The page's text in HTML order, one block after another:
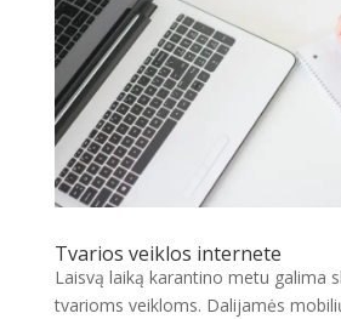
Tvarios veiklos internete
Laisvą laiką karantino metu galima
tvarioms veikloms. Dalijamės